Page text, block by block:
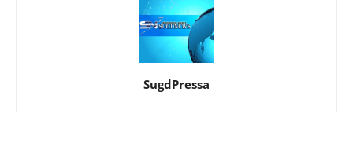
SugdPressa